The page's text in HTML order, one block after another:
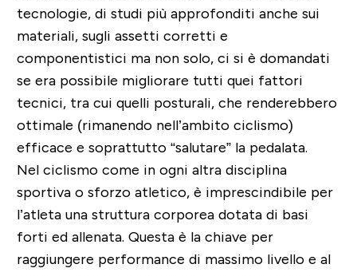
tecnologie, di studi più approfonditi anche sui
materiali, sugli assetti corretti e
componentistici ma non solo, ci si è domandati
se era possibile migliorare tutti quei fattori
tecnici, tra cui quelli posturali, che renderebbero
ottimale (rimanendo nell’ambito ciclismo)
efficace e soprattutto “salutare” la pedalata.
Nel ciclismo come in ogni altra disciplina
sportiva o sforzo atletico, è imprescindibile per
l’atleta una struttura corporea dotata di basi
forti ed allenata. Questa è la chiave per
raggiungere performance di massimo livello e al